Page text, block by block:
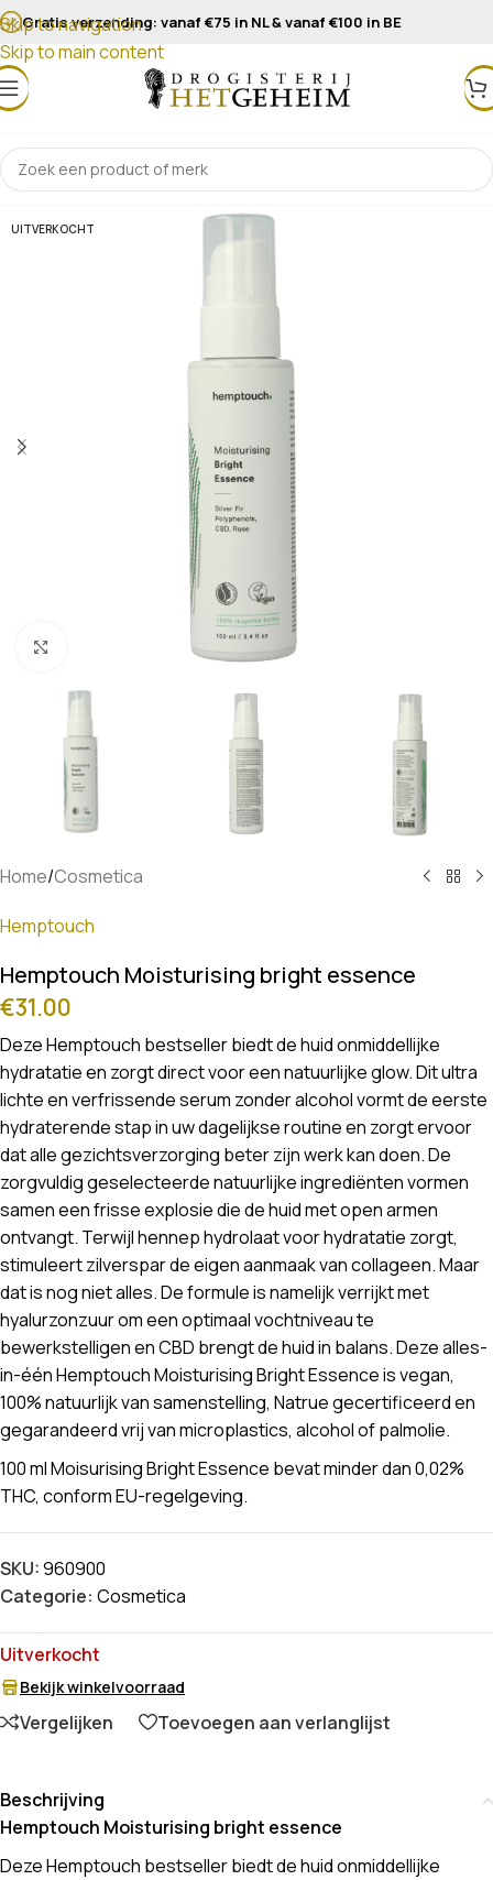
Skip to navigation
Skip to main content
Gratis verzending: vanaf €75 in NL & vanaf €100 in BE
UITVERKOCHT
Klik om te vergroten
Home/Cosmetica
Hemptouch
Hemptouch Moisturising bright essence
€31.00
Deze Hemptouch bestseller biedt de huid onmiddellijke
hydratatie en zorgt direct voor een natuurlijke glow. Dit ultra
lichte en verfrissende serum zonder alcohol vormt de eerste
hydraterende stap in uw dagelijkse routine en zorgt ervoor
dat alle gezichtsverzorging beter zijn werk kan doen. De
zorgvuldig geselecteerde natuurlijke ingrediënten vormen
samen een frisse explosie die de huid met open armen
ontvangt. Terwijl hennep hydrolaat voor hydratatie zorgt,
stimuleert zilverspar de eigen aanmaak van collageen. Maar
dat is nog niet alles. De formule is namelijk verrijkt met
hyalurzonzuur om een optimaal vochtniveau te
bewerkstelligen en CBD brengt de huid in balans. Deze alles-
in-één Hemptouch Moisturising Bright Essence is vegan,
100% natuurlijk van samenstelling, Natrue gecertificeerd en
gegarandeerd vrij van microplastics, alcohol of palmolie.
100 ml Moisurising Bright Essence bevat minder dan 0,02%
THC, conform EU-regelgeving.
SKU:960900
Categorie: Cosmetica
Uitverkocht
Bekijk winkelvoorraad
Vergelijken Toevoegen aan verlanglijst
Beschrijving
Hemptouch Moisturising bright essence
Deze Hemptouch bestseller biedt de huid onmiddellijke